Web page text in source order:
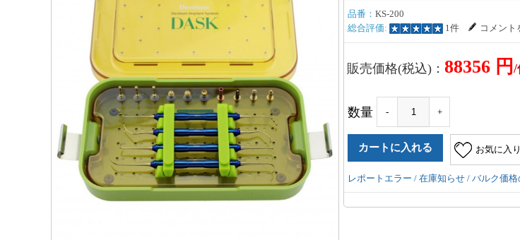
品番： KS-200
総合評価:
1件 コメント
販売価格(税込)： 88356 円 /
数量 - +
お気に入
レポートエラー / 在庫知らせ / バルク価